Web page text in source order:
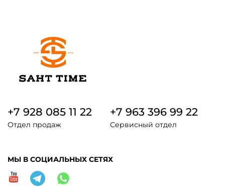
+7 928 085 11 22
Отдел продаж
+7 963 396 99 22
Сервисный отдел
МЫ В СОЦИАЛЬНЫХ СЕТЯХ